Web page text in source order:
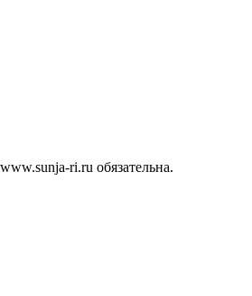
ri.ru обязательна.